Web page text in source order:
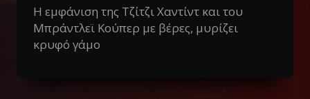
Η εμφάνιση της Τζίτζι Χαντίντ και του
Μπράντλεϊ Κούπερ με βέρες, μυρίζει
κρυφό γάμο